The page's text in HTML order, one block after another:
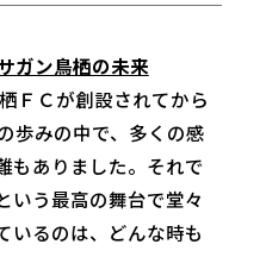
ガン鳥栖の未来
ＦＣが創設されてから
歩みの中で、多くの感
もありました。それで
いう最高の舞台で堂々
いるのは、どんな時も